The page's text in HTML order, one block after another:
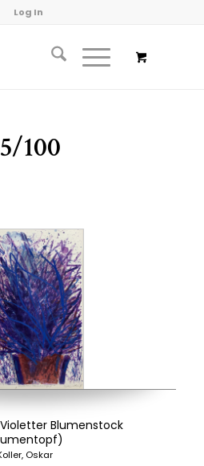
Log In
100
Blumenstock
Oskar